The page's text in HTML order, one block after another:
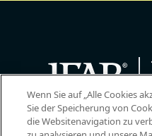
Wenn Sie auf „Alle Cookies
Sie der Speicherung von
die Websitenavigation zu